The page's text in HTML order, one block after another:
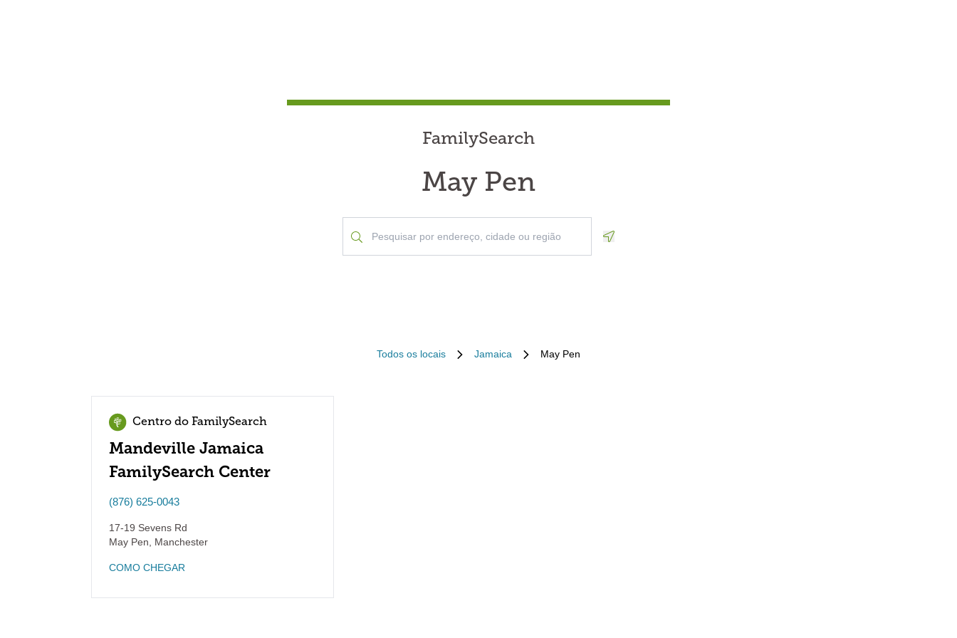
FamilySearch
May Pen
Todos os locais Jamaica May Pen
Centro do FamilySearch
Mandeville Jamaica
FamilySearch Center
(876) 625-0043
17-19 Sevens Rd
May Pen
Manchester
COMO CHEGAR